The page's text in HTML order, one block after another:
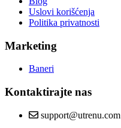
Uslovi korišćenja
Politika privatnosti
Marketing
Baneri
Kontaktirajte nas
support@utrenu.com